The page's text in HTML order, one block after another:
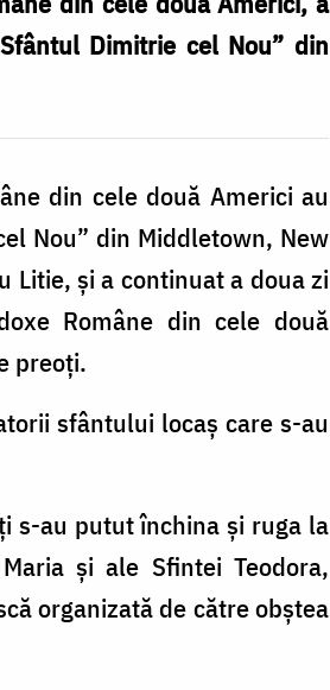
Dimitrie cel Nou” din
din cele două Americi au
Nou” din Middletown, New
Litie, și a continuat a doua zi
Române din cele două
preoți.
sfântului locaș care s-au
s-au putut închina și ruga la
și ale Sfintei Teodora,
organizată de către obștea